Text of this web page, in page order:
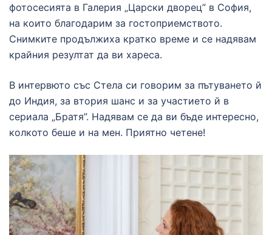
фотосесията в Галерия „Царски дворец” в София,
на които благодарим за гостоприемството.
Снимките продължиха кратко време и се надявам
крайния резултат да ви хареса.
В интервюто със Стела си говорим за пътуването й
до Индия, за втория шанс и за участието й в
сериала „Братя”. Надявам се да ви бъде интересно,
колкото беше и на мен. Приятно четене!